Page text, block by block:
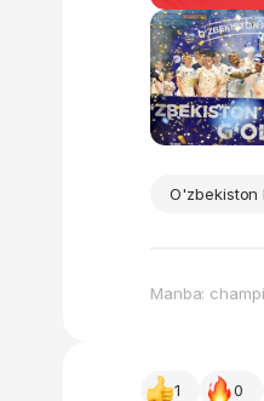
O'zbekiston
Manba:
1 0